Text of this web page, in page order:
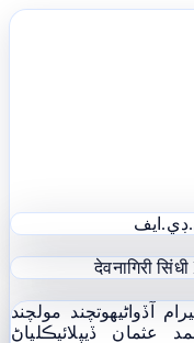
देवनागिरी सिंधी
آڏواڻيھوتچند مولچند
عثمان ڏيپلائيڪلياڻ